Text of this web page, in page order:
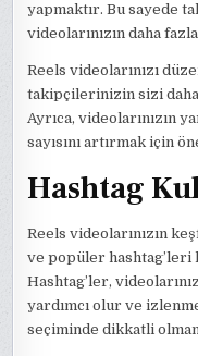
yapmaktır. Bu sayede
videolarınızın daha
Reels videolarınızı
takipçilerinizin sizi
Ayrıca, videolarınızın
sayısını artırmak için
Hashtag
Reels videolarınızın
ve popüler hashtag’leri
Hashtag’ler,
yardımcı olur ve
seçiminde dikkatli